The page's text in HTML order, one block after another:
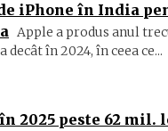
iPhone în India
Apple a produs anul
în 2024, în ceea ce...
2025 peste 62 mil.